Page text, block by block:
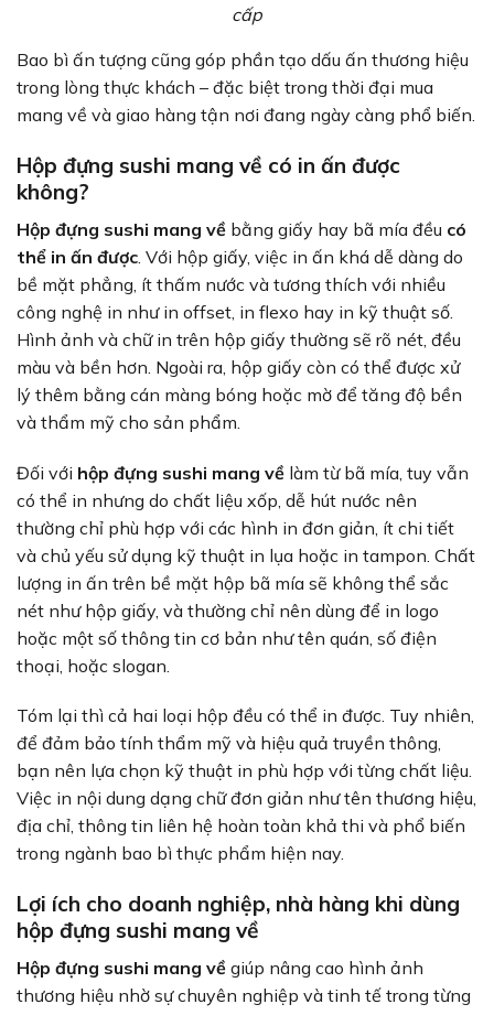
cấp
Bao bì ấn tượng cũng góp phần tạo dấu ấn thương hiệu
trong lòng thực khách – đặc biệt trong thời đại mua
mang về và giao hàng tận nơi đang ngày càng phổ biến.
Hộp đựng sushi mang về có in ấn được
không?
Hộp đựng sushi mang về bằng giấy hay bã mía đều có
thể in ấn được . Với hộp giấy, việc in ấn khá dễ dàng do
bề mặt phẳng, ít thấm nước và tương thích với nhiều
công nghệ in như in offset, in flexo hay in kỹ thuật số.
Hình ảnh và chữ in trên hộp giấy thường sẽ rõ nét, đều
màu và bền hơn. Ngoài ra, hộp giấy còn có thể được xử
lý thêm bằng cán màng bóng hoặc mờ để tăng độ bền
và thẩm mỹ cho sản phẩm.
Đối với hộp đựng sushi mang về làm từ bã mía, tuy vẫn
có thể in nhưng do chất liệu xốp, dễ hút nước nên
thường chỉ phù hợp với các hình in đơn giản, ít chi tiết
và chủ yếu sử dụng kỹ thuật in lụa hoặc in tampon. Chất
lượng in ấn trên bề mặt hộp bã mía sẽ không thể sắc
nét như hộp giấy, và thường chỉ nên dùng để in logo
hoặc một số thông tin cơ bản như tên quán, số điện
thoại, hoặc slogan.
Tóm lại thì cả hai loại hộp đều có thể in được. Tuy nhiên,
để đảm bảo tính thẩm mỹ và hiệu quả truyền thông,
bạn nên lựa chọn kỹ thuật in phù hợp với từng chất liệu.
Việc in nội dung dạng chữ đơn giản như tên thương hiệu,
địa chỉ, thông tin liên hệ hoàn toàn khả thi và phổ biến
trong ngành bao bì thực phẩm hiện nay.
Lợi ích cho doanh nghiệp, nhà hàng khi dùng
hộp đựng sushi mang về
Hộp đựng sushi mang về giúp nâng cao hình ảnh
thương hiệu nhờ sự chuyên nghiệp và tinh tế trong từng